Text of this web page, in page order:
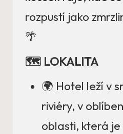
rozpustí jako
🌴
🗺️ LOKALITA
🌍 Hotel leží v
riviéry, v
oblasti, která je